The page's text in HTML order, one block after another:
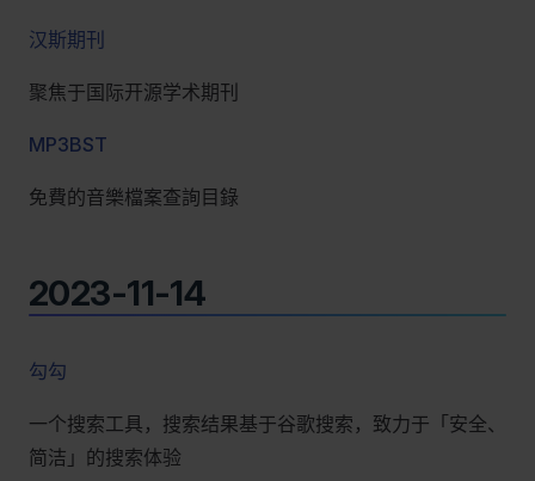
汉斯期刊
聚焦于国际开源学术期刊
MP3BST
免費的音樂檔案查詢目錄
2023-11-14
勾勾
一个搜索工具，搜索结果基于谷歌搜索，致力于「安全、
简洁」的搜索体验